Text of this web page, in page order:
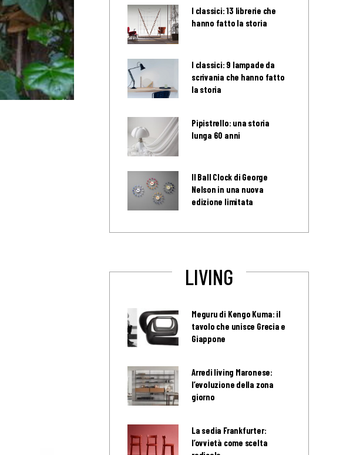
I classici: 13 librerie che
hanno fatto la storia
I classici: 9 lampade da
scrivania che hanno fatto
la storia
Pipistrello: una storia
lunga 60 anni
Il Ball Clock di George
Nelson in una nuova
edizione limitata
LIVING
Meguru di Kengo Kuma: il
tavolo che unisce Grecia e
Giappone
Arredi living Maronese:
l’evoluzione della zona
giorno
La sedia Frankfurter:
l’ovvietà come scelta